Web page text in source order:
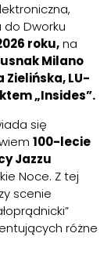
Dworku
roku,na
Milano
LU-
„Insides”.
się
100-lecie
Jazzu
Noce. Z tej
scenie
różne